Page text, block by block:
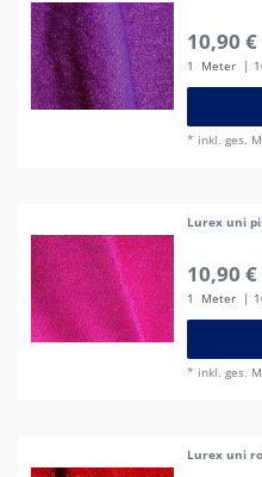
10,90
1 Meter |
* inkl. ges.
Lurex uni
10,90
1 Meter |
* inkl. ges.
Lurex uni